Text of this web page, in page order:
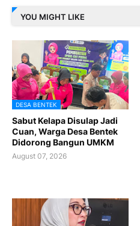
YOU MIGHT LIKE
DESA BENTEK
Sabut Kelapa Disulap Jadi
Cuan, Warga Desa Bentek
Didorong Bangun UMKM
August 07, 2026